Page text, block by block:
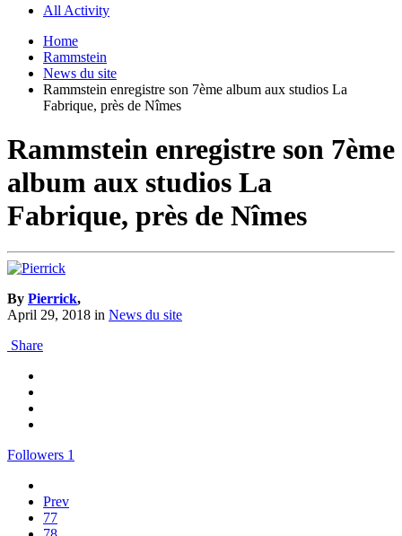
All Activity
Home
Rammstein
News du site
Rammstein enregistre son 7ème album aux studios La
Fabrique, près de Nîmes
Rammstein enregistre son 7ème
album aux studios La
Fabrique, près de Nîmes
By Pierrick,
April 29, 2018 in News du site
Share
Followers 1
Prev
77